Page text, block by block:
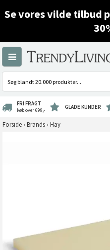
Se vores vilde tilbud
FRI FRAGT
køb over 699,- GLADE KUNDER
Forside › Brands › Hay